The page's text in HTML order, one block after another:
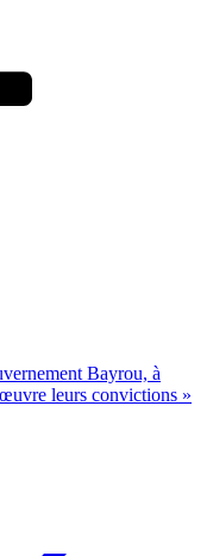
Bayrou, à
leurs convictions »